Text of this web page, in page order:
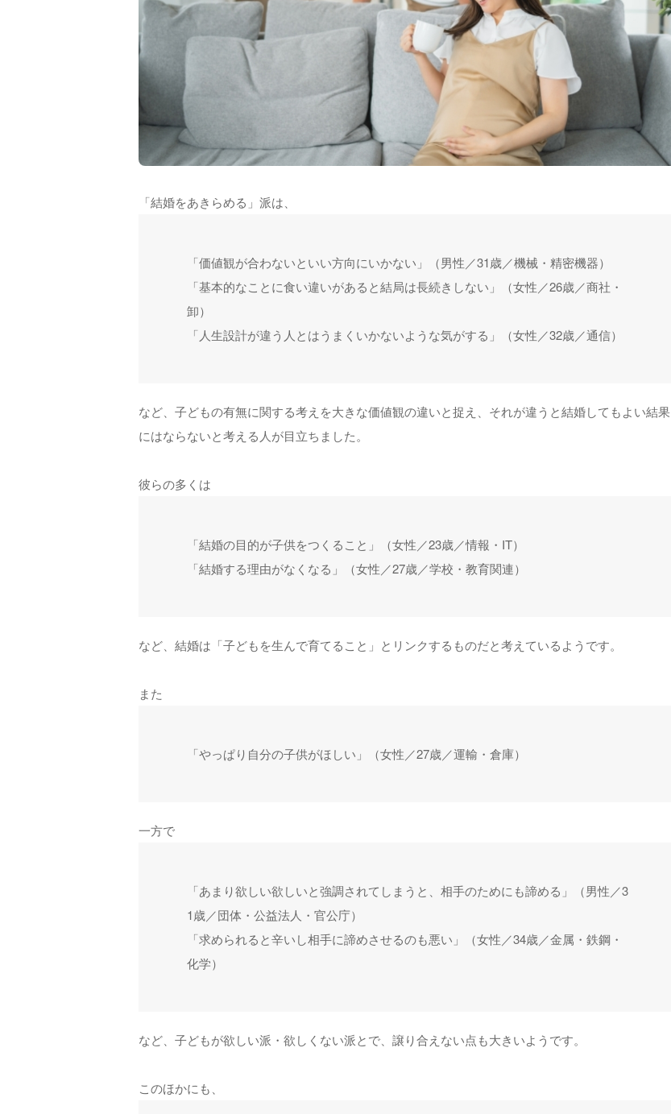
「結婚をあきらめる」派は、
「価値観が合わないといい方向にいかない」（男性／31歳／機械・精密機器）
「基本的なことに食い違いがあると結局は長続きしない」（女性／26歳／商社・
卸）
「人生設計が違う人とはうまくいかないような気がする」（女性／32歳／通信）
など、子どもの有無に関する考えを大きな価値観の違いと捉え、それが違うと結婚してもよい結果
にはならないと考える人が目立ちました。
彼らの多くは
「結婚の目的が子供をつくること」（女性／23歳／情報・IT）
「結婚する理由がなくなる」（女性／27歳／学校・教育関連）
など、結婚は「子どもを生んで育てること」とリンクするものだと考えているようです。
また
「やっぱり自分の子供がほしい」（女性／27歳／運輸・倉庫）
一方で
「あまり欲しい欲しいと強調されてしまうと、相手のためにも諦める」（男性／3
1歳／団体・公益法人・官公庁）
「求められると辛いし相手に諦めさせるのも悪い」（女性／34歳／金属・鉄鋼・
化学）
など、子どもが欲しい派・欲しくない派とで、譲り合えない点も大きいようです。
このほかにも、